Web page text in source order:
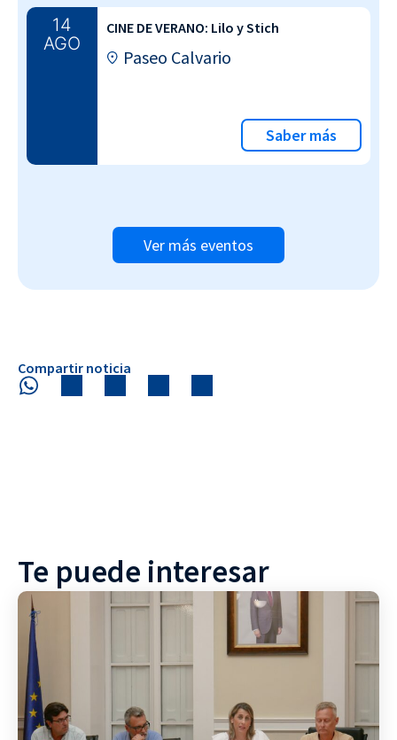
14
AGO
CINE DE VERANO: Lilo y Stich
Paseo Calvario
Saber más
Ver más eventos
Compartir noticia
Te puede interesar